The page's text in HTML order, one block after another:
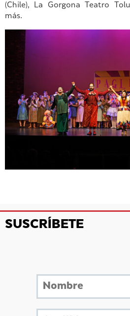
(Chile), La Gorgona Teatro
más.
SUSCRÍBETE